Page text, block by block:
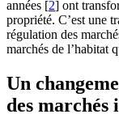
années [2] ont
propriété. C’est une
régulation des
marchés de l’habitat
Un
des